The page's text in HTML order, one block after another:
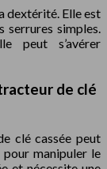
dextérité. Elle est
serrures simples.
peut s’avérer
de clé
clé cassée peut
manipuler le